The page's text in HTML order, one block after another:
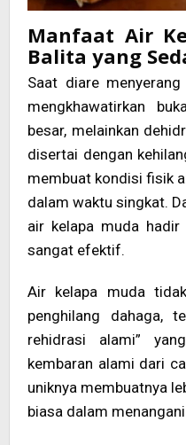
Manfaat Air
Balita yang
Saat diare
mengkhawatirkan
besar, melainkan
disertai dengan
membuat kondisi fisik
dalam waktu singkat.
air kelapa muda
sangat efektif.
Air kelapa muda
penghilang dahaga,
rehidrasi alami”
kembaran alami dari
uniknya membuatnya
biasa dalam